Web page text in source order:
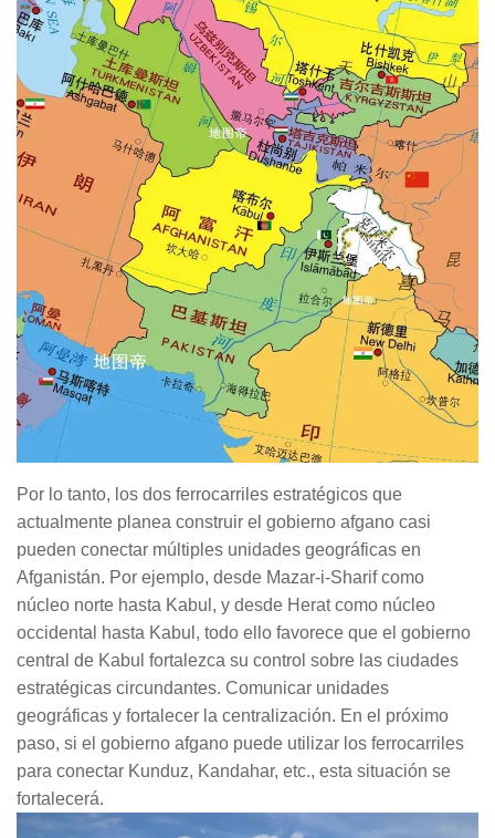
Por lo tanto, los dos ferrocarriles estratégicos que
actualmente planea construir el gobierno afgano casi
pueden conectar múltiples unidades geográficas en
Afganistán. Por ejemplo, desde Mazar-i-Sharif como
núcleo norte hasta Kabul, y desde Herat como núcleo
occidental hasta Kabul, todo ello favorece que el gobierno
central de Kabul fortalezca su control sobre las ciudades
estratégicas circundantes. Comunicar unidades
geográficas y fortalecer la centralización. En el próximo
paso, si el gobierno afgano puede utilizar los ferrocarriles
para conectar Kunduz, Kandahar, etc., esta situación se
fortalecerá.